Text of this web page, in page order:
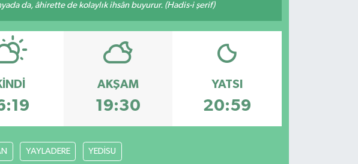
da, âhirette de kolaylık ihsân buyurur. (Hadis-i şerif)
AKŞAM
19:30
YATSI
20:59
YAYLADERE YEDİSU